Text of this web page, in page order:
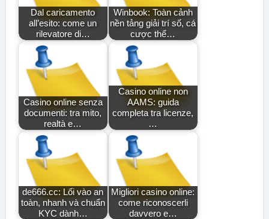
Dal caricamento
all’esito: come un
rilevatore di…
Winbook: Toàn cảnh
nền tảng giải trí số, cá
cược thể…
Casino online senza
documenti: tra mito,
realtà e…
Casino online non
AAMS: guida
completa tra licenze,
…
de666.cc: Lối vào an
toàn, nhanh và chuẩn
KYC dành…
Migliori casino online:
come riconoscerli
davvero e…